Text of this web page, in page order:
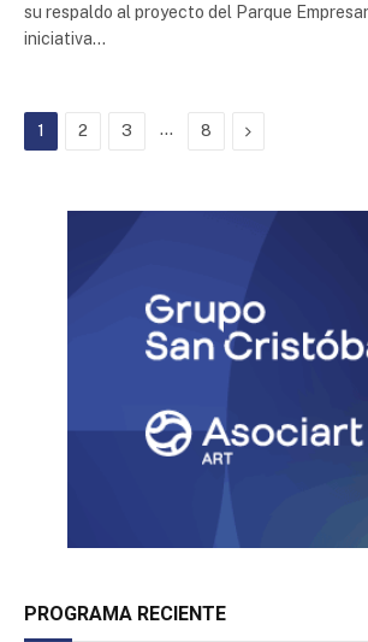
su respaldo al proyecto del Parque
iniciativa…
1 2 3 … 8 Next
PROGRAMA RECIENTE